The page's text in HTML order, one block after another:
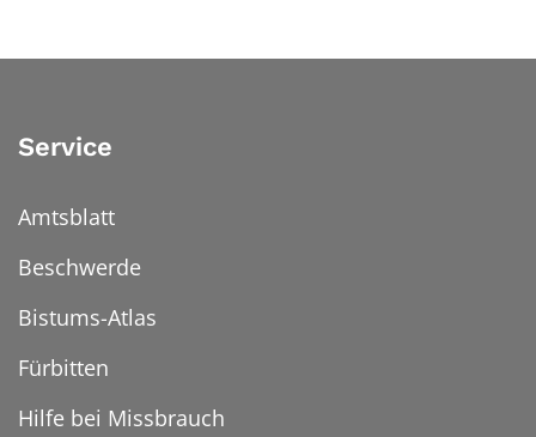
Service
Amtsblatt
Beschwerde
Bistums-Atlas
Fürbitten
Hilfe bei Missbrauch